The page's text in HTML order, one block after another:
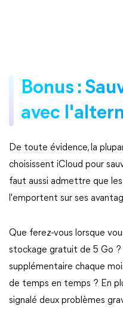
Bonus :
avec
De toute évidence, la
choisissent iCloud pour
faut aussi admettre que
l'emportent sur ses
Que ferez-vous lorsque
stockage gratuit de 5 Go ?
supplémentaire chaque
de temps en temps ? En
signalé deux problèmes